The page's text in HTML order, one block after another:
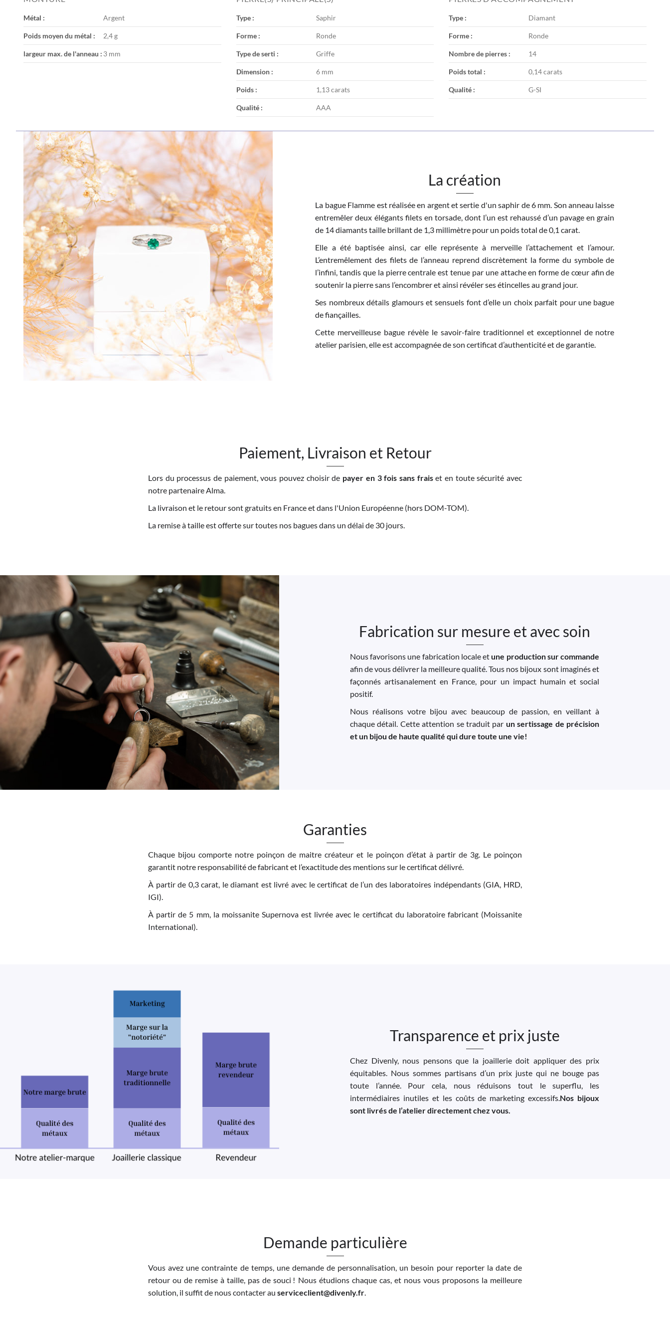
images
Métal : Argent
Poids moyen du métal : 2,4 g
largeur max. de l'anneau : 3 mm
Type : Saphir
Forme : Ronde
Type de serti : Griffe
Dimension : 6 mm
Poids : 1,13 carats
Qualité : AAA
Type : Diamant
Forme : Ronde
Nombre de pierres : 14
Poids total : 0,14 carats
Qualité : G-SI
La création
La bague Flamme est réalisée en argent et sertie d'un saphir de 6 mm. Son anneau laisse
entremêler deux élégants filets en torsade, dont l’un est rehaussé d’un pavage en grain
de 14 diamants taille brillant de 1,3 millimètre pour un poids total de 0,1 carat.
Elle a été baptisée ainsi, car elle représente à merveille l’attachement et l’amour.
L’entremêlement des filets de l’anneau reprend discrètement la forme du symbole de
l’infini, tandis que la pierre centrale est tenue par une attache en forme de cœur afin de
soutenir la pierre sans l’encombrer et ainsi révéler ses étincelles au grand jour.
Ses nombreux détails glamours et sensuels font d’elle un choix parfait pour une bague
de fiançailles.
Cette merveilleuse bague révèle le savoir-faire traditionnel et exceptionnel de notre
atelier parisien, elle est accompagnée de son certificat d’authenticité et de garantie.
Paiement, Livraison et Retour
Lors du processus de paiement, vous pouvez choisir de payer en 3 fois sans fraiset en toute sécurité avec
notre partenaire Alma.
La livraison et le retour sont gratuits en France et dans l'Union Européenne (hors DOM-TOM).
La remise à taille est offerte sur toutes nos bagues dans un délai de 30 jours.
Fabrication sur mesure et avec soin
Nous favorisons une fabrication locale etune production sur commande
afin de vous délivrer la meilleure qualité. Tous nos bijoux sont imaginés et
façonnés artisanalement en France, pour un impact humain et social
positif.
Nous réalisons votre bijou avec beaucoup de passion, en veillant à
chaque détail. Cette attention se traduit par un sertissage de précision
et un bijou de haute qualité qui dure toute une vie!
Garanties
Chaque bijou comporte notre poinçon de maitre créateur et le poinçon d’état à partir de 3g. Le poinçon
garantit notre responsabilité de fabricant et l’exactitude des mentions sur le certificat délivré.
À partir de 0,3 carat, le diamant est livré avec le certificat de l’un des laboratoires indépendants (GIA, HRD,
IGI).
À partir de 5 mm, la moissanite Supernova est livrée avec le certificat du laboratoire fabricant (Moissanite
International).
Transparence et prix juste
Chez Divenly, nous pensons que la joaillerie doit appliquer des prix
équitables. Nous sommes partisans d’un prix juste qui ne bouge pas
toute l’année. Pour cela, nous réduisons tout le superflu, les
intermédiaires inutiles et les coûts de marketing excessifs. Nos bijoux
sont livrés de l’atelier directement chez vous.
Demande particulière
Vous avez une contrainte de temps, une demande de personnalisation, un besoin pour reporter la date de
retour ou de remise à taille, pas de souci ! Nous étudions chaque cas, et nous vous proposons la meilleure
solution, il suffit de nous contacter au serviceclient@divenly.fr